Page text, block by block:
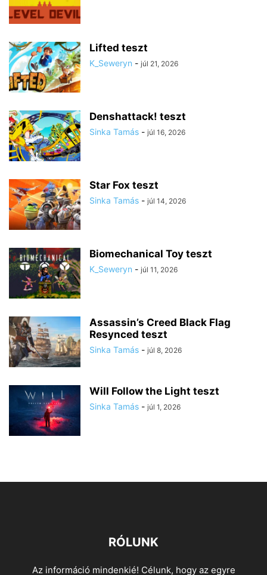
Lifted teszt
K_Seweryn - júl 21, 2026
Denshattack! teszt
Sinka Tamás - júl 16, 2026
Star Fox teszt
Sinka Tamás - júl 14, 2026
Biomechanical Toy teszt
K_Seweryn - júl 11, 2026
Assassin’s Creed Black Flag
Resynced teszt
Sinka Tamás - júl 8, 2026
Will Follow the Light teszt
Sinka Tamás - júl 1, 2026
RÓLUNK
Az információ mindenkié! Célunk, hogy az egyre